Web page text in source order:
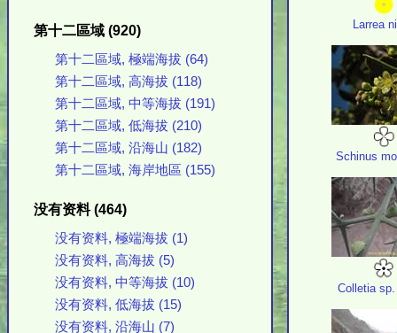
第十二區域 (920)
第十二區域, 極端海拔 (64)
第十二區域, 高海拔 (118)
第十二區域, 中等海拔 (191)
第十二區域, 低海拔 (210)
第十二區域, 沿海山 (182)
第十二區域, 海岸地區 (155)
没有资料 (464)
没有资料, 極端海拔 (1)
没有资料, 高海拔 (5)
没有资料, 中等海拔 (10)
没有资料, 低海拔 (15)
没有资料, 沿海山 (7)
Larrea
Schinus
Colletia